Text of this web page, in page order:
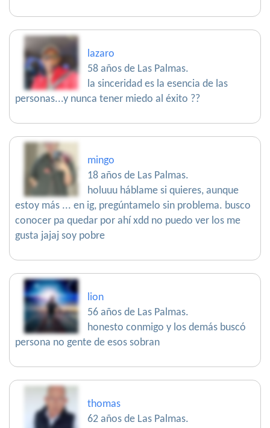
lazaro
58 años de Las Palmas.
la sinceridad es la esencia de las
personas...y nunca tener miedo al éxito ??
mingo
18 años de Las Palmas.
holuuu háblame si quieres, aunque
estoy más ... en ig, pregúntamelo sin problema. busco
conocer pa quedar por ahí xdd no puedo ver los me
gusta jajaj soy pobre
lion
56 años de Las Palmas.
honesto conmigo y los demás buscó
persona no gente de esos sobran
thomas
62 años de Las Palmas.